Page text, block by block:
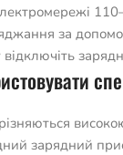
за
зарядний